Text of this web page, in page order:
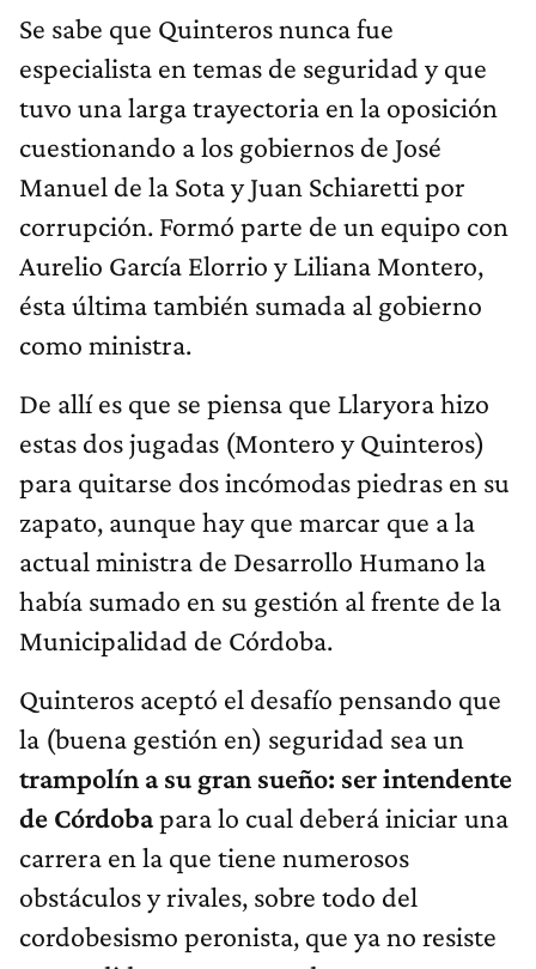
Se sabe que Quinteros nunca fue
especialista en temas de seguridad y que
tuvo una larga trayectoria en la oposición
cuestionando a los gobiernos de José
Manuel de la Sota y Juan Schiaretti por
corrupción. Formó parte de un equipo con
Aurelio García Elorrio y Liliana Montero,
ésta última también sumada al gobierno
como ministra.
De allí es que se piensa que Llaryora hizo
estas dos jugadas (Montero y Quinteros)
para quitarse dos incómodas piedras en su
zapato, aunque hay que marcar que a la
actual ministra de Desarrollo Humano la
había sumado en su gestión al frente de la
Municipalidad de Córdoba.
Quinteros aceptó el desafío pensando que
la (buena gestión en) seguridad sea un
trampolín a su gran sueño: ser intendente
de Córdobapara lo cual deberá iniciar una
carrera en la que tiene numerosos
obstáculos y rivales, sobre todo del
cordobesismo peronista, que ya no resiste